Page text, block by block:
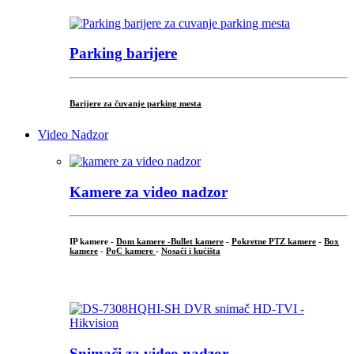
Parking barijere
Barijere za čuvanje parking mesta
Video Nadzor
Kamere za video nadzor
IP kamere - Dom kamere -Bullet kamere - Pokretne PTZ kamere - Box
kamere - PoC kamere - Nosači i kućišta